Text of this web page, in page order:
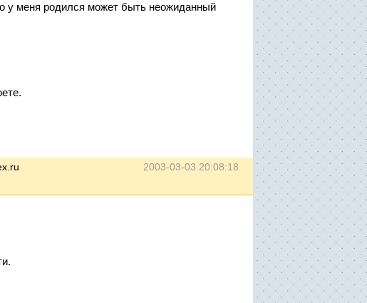
у меня родился может быть неожиданный
2003-03-03 20:08:18